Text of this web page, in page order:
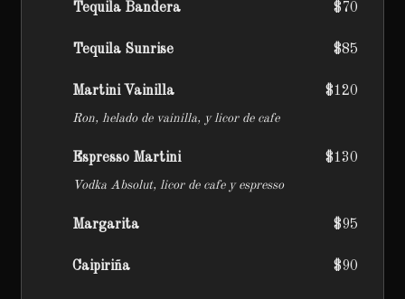
Tequila Bandera $70
Tequila Sunrise $85
Martini Vainilla $120
Ron, helado de vainilla, y licor de cafe
Espresso Martini $130
Vodka Absolut, licor de cafe y espresso
Margarita $95
Caipiriña $90